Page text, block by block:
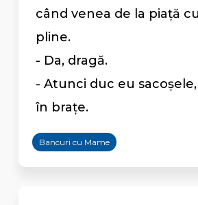
când venea de la piaţă
pline.
- Da, dragă.
- Atunci duc eu
în braţe.
Bancuri cu Mame